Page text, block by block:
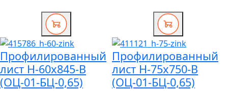
Профилированный
лист Н-60x845-B
(ОЦ-01-БЦ-0,65)
Профилированный
лист Н-75x750-B
(ОЦ-01-БЦ-0,65)